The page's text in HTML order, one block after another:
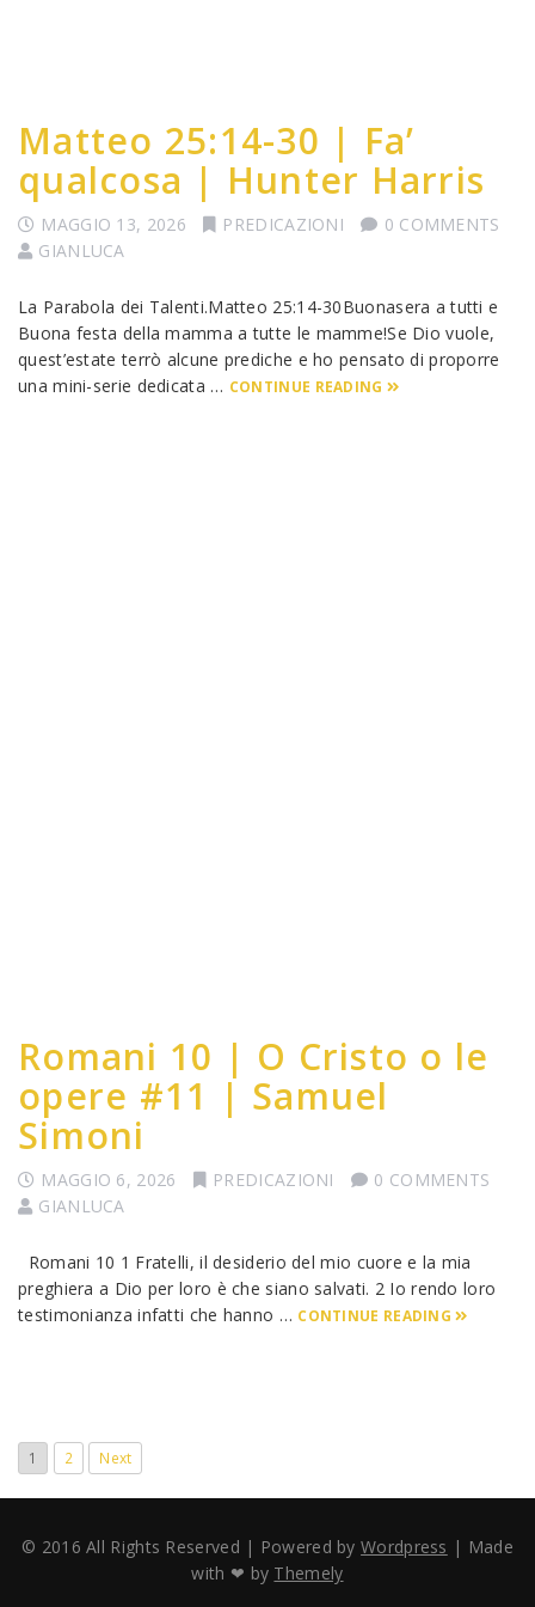
Matteo 25:14-30 | Fa’
qualcosa | Hunter Harris
MAGGIO 13, 2026 PREDICAZIONI
0 COMMENTS
GIANLUCA
La Parabola dei Talenti.Matteo 25:14-30Buonasera a tutti e
Buona festa della mamma a tutte le mamme!Se Dio vuole,
quest’estate terrò alcune prediche e ho pensato di proporre
una mini-serie dedicata … CONTINUE READING
Romani 10 | O Cristo o le
opere #11 | Samuel
Simoni
MAGGIO 6, 2026 PREDICAZIONI
0 COMMENTS
GIANLUCA
Romani 10 1 Fratelli, il desiderio del mio cuore e la mia
preghiera a Dio per loro è che siano salvati. 2 Io rendo loro
testimonianza infatti che hanno … CONTINUE READING
1 2 Next
© 2016 All Rights Reserved | Powered byWordpress | Made
with ❤ by Themely